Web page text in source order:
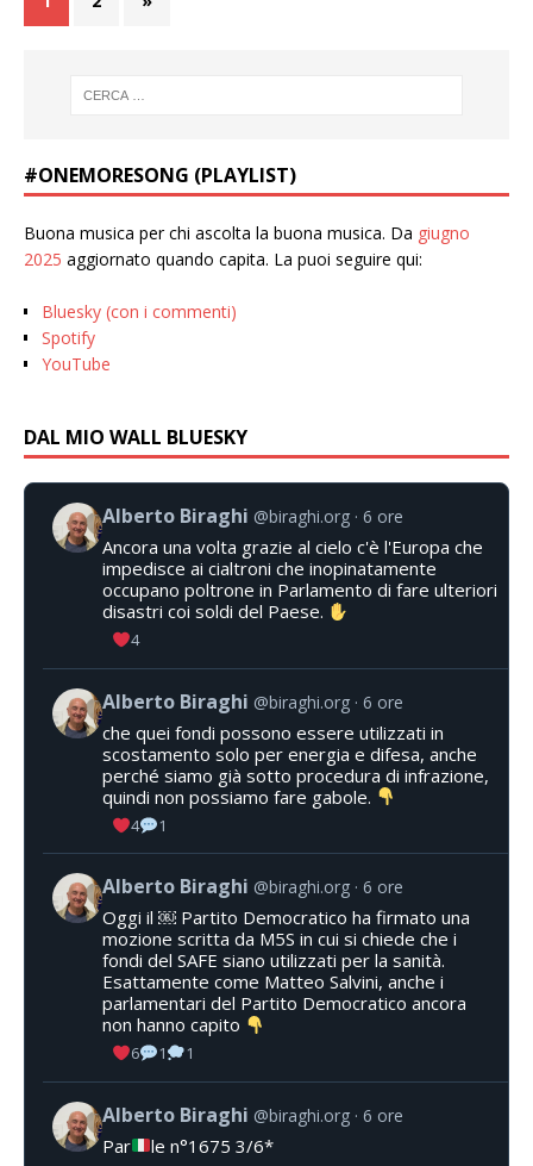
#ONEMORESONG (PLAYLIST)
Buona musica per chi ascolta la buona musica. Da giugno
2025 aggiornato quando capita. La puoi seguire qui:
Bluesky (con i commenti)
Spotify
YouTube
DAL MIO WALL BLUESKY
Alberto Biraghi @biraghi.org 6 ore
Ancora una volta grazie al cielo c'è l'Europa che
impedisce ai cialtroni che inopinatamente
occupano poltrone in Parlamento di fare ulteriori
disastri coi soldi del Paese.
4
Alberto Biraghi @biraghi.org 6 ore
che quei fondi possono essere utilizzati in
scostamento solo per energia e difesa, anche
perché siamo già sotto procedura di infrazione,
quindi non possiamo fare gabole.
4 1
Alberto Biraghi @biraghi.org 6 ore
Oggi il ￼ Partito Democratico ha firmato una
mozione scritta da M5S in cui si chiede che i
fondi del SAFE siano utilizzati per la sanità.
Esattamente come Matteo Salvini, anche i
parlamentari del Partito Democratico ancora
non hanno capito
6 1 1
Alberto Biraghi @biraghi.org 6 ore
Par le n°1675 3/6*